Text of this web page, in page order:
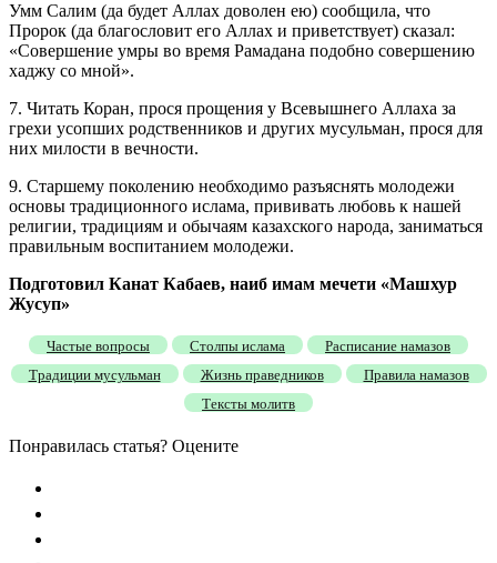
Умм Салим (да будет Аллах доволен ею) сообщила, что
Пророк (да благословит его Аллах и приветствует) сказал:
«Совершение умры во время Рамадана подобно совершению
хаджу со мной».
7. Читать Коран, прося прощения у Всевышнего Аллаха за
грехи усопших родственников и других мусульман, прося для
них милости в вечности.
9. Старшему поколению необходимо разъяснять молодежи
основы традиционного ислама, прививать любовь к нашей
религии, традициям и обычаям казахского народа, заниматься
правильным воспитанием молодежи.
Подготовил Канат Кабаев, наиб имам мечети «Машхур
Жусуп»
Частые вопросы Столпы ислама
Расписание намазов
Традиции мусульман
Жизнь праведников
Правила намазов
Тексты молитв
Понравилась статья? Оцените